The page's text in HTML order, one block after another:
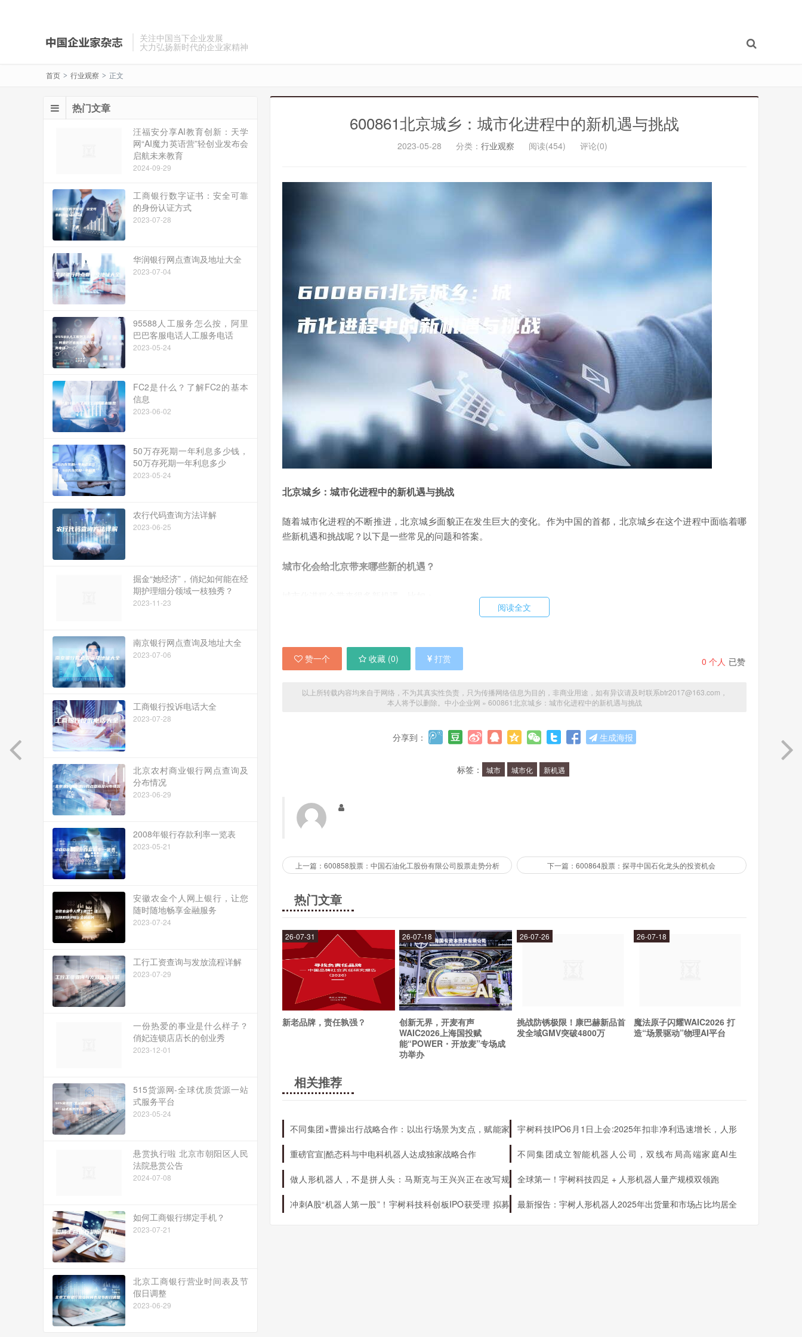
关注中国当下企业发展
大力弘扬新时代的企业家精神
首页 > 行业观察 > 正文
600861北京城乡：城市化进程中的新机遇与挑战
2023-05-28 分类： 行业观察 阅读(454) 评论(0)
北京城乡：城市化进程中的新机遇与挑战
随着城市化进程的不断推进，北京城乡面貌正在发生巨大的变化。作为中国的首都，北京城乡在这个进程中面临着哪
些新机遇和挑战呢？以下是一些常见的问题和答案。
城市化会给北京带来哪些新的机遇？
优化城市结构，提高城市品质，提升城市影响力；
改善城市基础设施，提高居民生活质量；
城市化对北京的环境和资源会带来哪些挑战？
城市化进程也会带来一些挑战，比如：
环境污染和生态破坏，需要加强环境保护和生态修复；
城市交通拥堵和资源短缺，需要加强交通建设和资源配置；
城市社会管理和公共服务，需要提高管理水平和服务质量。
应对城市化带来的新挑战，需要采取以下措施：
加强城市管理和环境保护，提高城市品质和生态环境；
加强土地管理和规划，控制城市扩张和土地利用；
加强社会管理和公共服务，提高服务质量和管理水平。
北京城乡在未来城市化进程中的发展方向是什么？
未来城市化进程中，北京城乡的发展方向是：
构建多层次、多领域、多元化的城乡一体化发展格局；
促进城市空间结构优化和城乡融合发展；
推动城市创新和产业升级，实现经济高质量发展；
总之，城市化进程中，北京城乡面临着新的机遇和挑战，需要采取科学的发展理念和有效的政策措施，推动城市化进
程向更加健康、可持续、和谐的方向发展。
阅读全文
0 个人 已赞
赞一个 收藏 (0) 打赏
以上所转载内容均来自于网络，不为其真实性负责，只为传播网络信息为目的，非商业用途，如有异议请及时联系btr2017@163.com，
本人将予以删除。 中小企业网 » 600861北京城乡：城市化进程中的新机遇与挑战
分享到： 生成海报
标签： 城市 城市化 新机遇
上一篇：600858股票：中国石油化工股份有限公司股票走势分析 下一篇：600864股票：探寻中国石化龙头的投资机会
热门文章
新老品牌，责任孰强？
26-07-31
创新无界，开麦有声
WAIC2026上海国投赋
能“POWER・开放麦”专场成
功举办
26-07-18
挑战防锈极限！康巴赫新品首
发全域GMV突破4800万
26-07-26
魔法原子闪耀WAIC2026 打
造“场景驱动”物理AI平台
26-07-18
相关推荐
不同集团×曹操出行战略合作：以出行场景为支点，赋能家
宇树科技IPO6月1日上会:2025年扣非净利迅速增长，人形
重磅官宣|酷态科与中电科机器人达成独家战略合作
不同集团成立智能机器人公司，双线布局高端家庭AI生
做人形机器人，不是拼人头：马斯克与王兴兴正在改写规
全球第一！宇树科技四足 + 人形机器人量产规模双领跑
冲刺A股“机器人第一股”！宇树科技科创板IPO获受理 拟募
最新报告：宇树人形机器人2025年出货量和市场占比均居全
热门文章
汪福安分享AI教育创新：天学
网“AI魔力英语营”轻创业发布会
启航未来教育
2024-09-29
工商银行数字证书：安全可靠
的身份认证方式
2023-07-28
华润银行网点查询及地址大全
2023-07-04
95588人工服务怎么按，阿里
巴巴客服电话人工服务电话
2023-05-24
FC2是什么？了解FC2的基本
信息
2023-06-02
50万存死期一年利息多少钱，
50万存死期一年利息多少
2023-05-24
农行代码查询方法详解
2023-06-25
掘金“她经济”，俏妃如何能在经
期护理细分领域一枝独秀？
2023-11-23
南京银行网点查询及地址大全
2023-07-06
工商银行投诉电话大全
2023-07-28
北京农村商业银行网点查询及
分布情况
2023-06-29
2008年银行存款利率一览表
2023-05-21
安徽农金个人网上银行，让您
随时随地畅享金融服务
2023-07-24
工行工资查询与发放流程详解
2023-07-29
一份热爱的事业是什么样子？
俏妃连锁店店长的创业秀
2023-12-01
515货源网-全球优质货源一站
式服务平台
2023-05-24
悬赏执行啦 北京市朝阳区人民
法院悬赏公告
2024-07-08
如何工商银行绑定手机？
2023-07-21
北京工商银行营业时间表及节
假日调整
2023-06-29